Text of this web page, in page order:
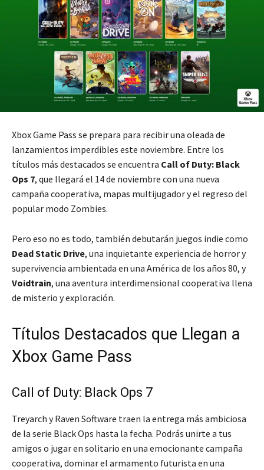
Xbox Game Pass se prepara para recibir una oleada de
lanzamientos imperdibles este noviembre. Entre los
títulos más destacados se encuentra Call of Duty: Black
Ops 7, que llegará el 14 de noviembre con una nueva
campaña cooperativa, mapas multijugador y el regreso del
popular modo Zombies.
Pero eso no es todo, también debutarán juegos indie como
Dead Static Drive, una inquietante experiencia de horror y
supervivencia ambientada en una América de los años 80, y
Voidtrain, una aventura interdimensional cooperativa llena
de misterio y exploración.
Títulos Destacados que Llegan a
Xbox Game Pass
Call of Duty: Black Ops 7
Treyarch y Raven Software traen la entrega más ambiciosa
de la serie Black Ops hasta la fecha. Podrás unirte a tus
amigos o jugar en solitario en una emocionante campaña
cooperativa, dominar el armamento futurista en una